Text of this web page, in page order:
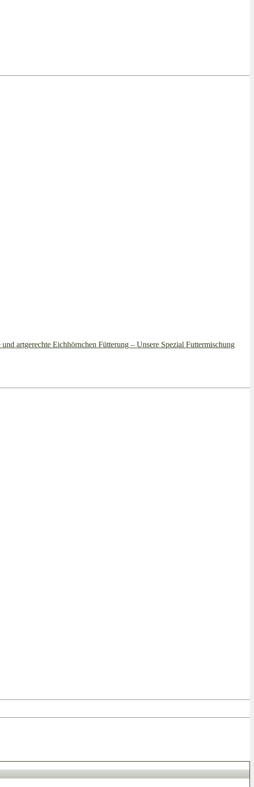
artgerechte Eichhörnchen Fütterung – Unsere Spezial Futtermischung